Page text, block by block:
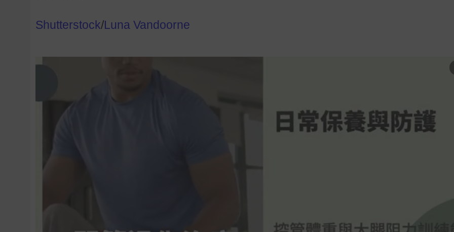
Shutterstock/Luna Vandoorne